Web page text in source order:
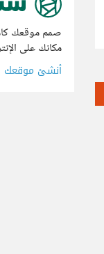
صمم موقعك
مكانك على
أنشئ موقعك